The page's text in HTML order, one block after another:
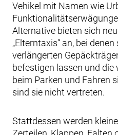
Vehikel mit Namen wie
Alternative bieten sich
„Elterntaxis“ an, bei
verlängerten
befestigen lassen und
beim Parken und Fahren
sind sie nicht vertreten.
Stattdessen werden